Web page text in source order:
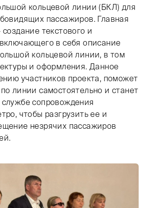
кольцевой линии (БКЛ) для
пассажиров. Главная
текстового и
в себя описание
кольцевой линии, в том
и оформления. Данное
участников проекта, поможет
линии самостоятельно и станет
службе сопровождения
чтобы разгрузить ее и
незрячих пассажиров